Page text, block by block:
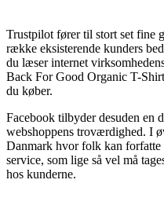
Trustpilot fører til stort set fine
række eksisterende kunders
du læser internet
Back For Good Organic T-
du køber.
Facebook tilbyder desuden en
webshoppens troværdighed. I
Danmark hvor folk kan
service, som lige så vel må
hos kunderne.